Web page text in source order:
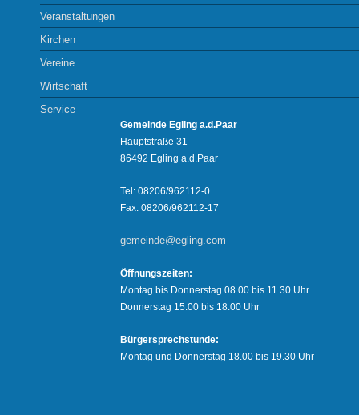
Veranstaltungen
Kirchen
Vereine
Wirtschaft
Service
Gemeinde Egling a.d.Paar
Hauptstraße 31
86492 Egling a.d.Paar
Tel: 08206/962112-0
Fax: 08206/962112-17
gemeinde@egling.com
Öffnungszeiten:
Montag bis Donnerstag 08.00 bis 11.30 Uhr
Donnerstag 15.00 bis 18.00 Uhr
Bürgersprechstunde:
Montag und Donnerstag 18.00 bis 19.30 Uhr